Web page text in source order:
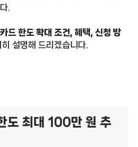
.
드 한도 확대 조건, 혜택, 신청 방
설명해 드리겠습니다.
도 최대 100만 원 추